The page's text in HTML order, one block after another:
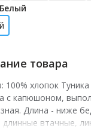
товара
100% хлопок
с капюшоном,
Длина - ниже
длинные втачные,